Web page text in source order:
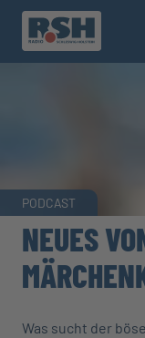
PODCAST
NEUES
Was sucht der